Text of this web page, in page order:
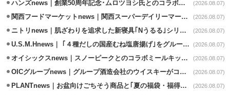
ハンズnews｜創業50周年記念･ムロツヨシ氏とのコラボ企画｢ムロハンズ｣開催 (2026.08.07)
関西フードマーケットnews｜関西スーパーデイリーマート蒲生店8/7改装 (2026.08.07)
ニトリnews｜肌ざわりを追求した新寝具｢Nうるる｣シリーズを発売 (2026.08.07)
U.S.M.Hnews｜ ｢４種だしの国産むね塩唐揚げ｣をグループ610店で共同販促 (2026.08.07)
オイシックスnews｜スノーピークとのコラボミールキット8/13発売 (2026.08.07)
OICグループnews｜グループ酒造会社のウイスキーがコンペティション受賞 (2026.08.07)
PLANTnews｜お盆向けごちそう商品と｢夏の福袋・福得カート｣8/8から開催 (2026.08.07)